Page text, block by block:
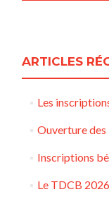
ARTICLES
Les
Ouverture
Inscriptions
Le TDCB